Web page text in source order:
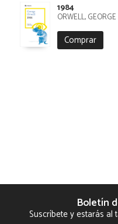
1984
ORWELL, GEORGE
Comprar
Boletín
Suscríbete y estarás